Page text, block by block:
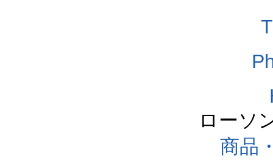
ローソ
商品